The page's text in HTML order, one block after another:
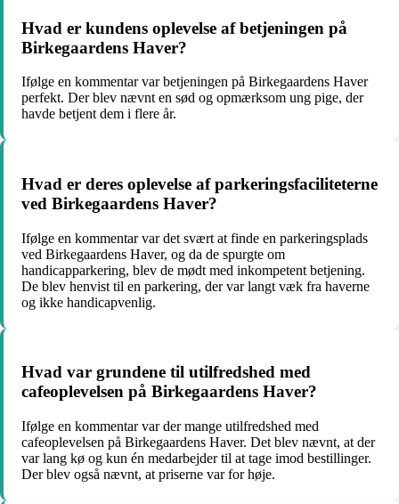
Hvad er kundens oplevelse af betjeningen på
Birkegaardens Haver?
Ifølge en kommentar var betjeningen på Birkegaardens Haver
perfekt. Der blev nævnt en sød og opmærksom ung pige, der
havde betjent dem i flere år.
Hvad er deres oplevelse af parkeringsfaciliteterne
ved Birkegaardens Haver?
Ifølge en kommentar var det svært at finde en parkeringsplads
ved Birkegaardens Haver, og da de spurgte om
handicapparkering, blev de mødt med inkompetent betjening.
De blev henvist til en parkering, der var langt væk fra haverne
og ikke handicapvenlig.
Hvad var grundene til utilfredshed med
cafeoplevelsen på Birkegaardens Haver?
Ifølge en kommentar var der mange utilfredshed med
cafeoplevelsen på Birkegaardens Haver. Det blev nævnt, at der
var lang kø og kun én medarbejder til at tage imod bestillinger.
Der blev også nævnt, at priserne var for høje.